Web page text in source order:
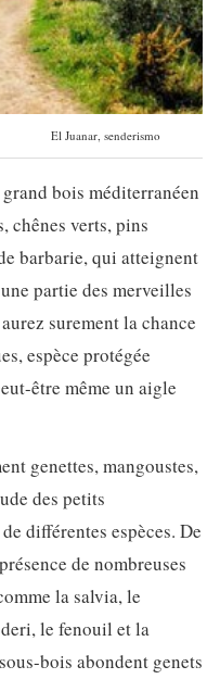
El Juanar, senderismo
bois méditerranéen
chênes verts, pins
barbarie, qui atteignent
partie des merveilles
surement la chance
espèce protégée
être même un aigle
genettes, mangoustes,
des petits
différentes espèces. De
de nombreuses
la salvia, le
le fenouil et la
bois abondent genets